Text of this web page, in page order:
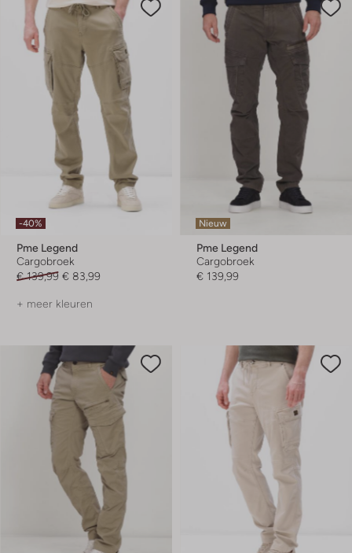
-40%
Pme Legend
Cargobroek
€ 139,99 € 83,99
+ meer kleuren
Nieuw
Pme Legend
Cargobroek
€ 139,99